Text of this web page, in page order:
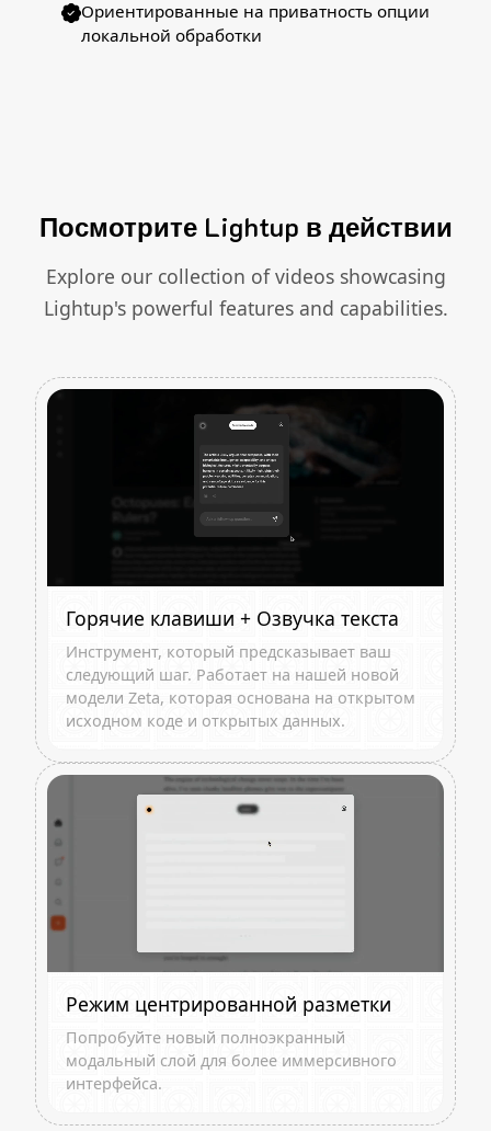
Ориентированные на приватность опции
локальной обработки
Посмотрите Lightup в действии
Explore our collection of videos showcasing
Lightup's powerful features and capabilities.
Горячие клавиши + Озвучка текста
Инструмент, который предсказывает ваш
следующий шаг. Работает на нашей новой
модели Zeta, которая основана на открытом
исходном коде и открытых данных.
Режим центрированной разметки
Попробуйте новый полноэкранный
модальный слой для более иммерсивного
интерфейса.